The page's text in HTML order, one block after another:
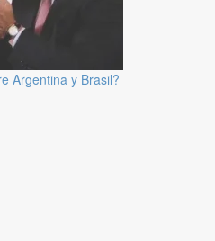
Argentina y Brasil?